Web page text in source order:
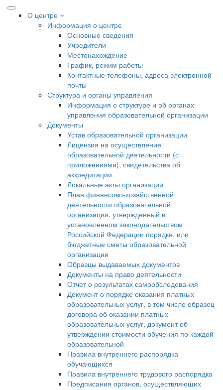
О центре
Информация о центре
Основные сведения
Учредители
Местонахождение
График, режим работы
Контактные телефоны, адреса электронной
почты
Структура и органы управления
Информация о структуре и об органах
управления образовательной организации
Документы
Устав образовательной организации
Лицензия на осуществление
образовательной деятельности (с
приложениями), свидетельства об
аккредитации
Локальные акты организации
План финансово-хозяйственной
деятельности образовательной
организации, утвержденный в
установленном законодательством
Российской Федерации порядке, или
бюджетные сметы образовательной
организации
Образцы выдаваемых документов
Документы на право деятельности
Отчет о результатах самообследования
Документ о порядке оказания платных
образовательных услуг, в том числе образец
договора об оказании платных
образовательных услуг, документ об
утверждении стоимости обучения по каждой
образовательной
Правила внутреннего распорядка
обучающихся
Правила внутреннего трудового распорядка
Предписания органов, осуществляющих